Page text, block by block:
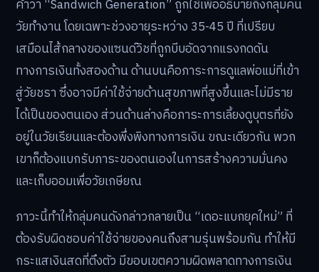
คำว่า “Sandwich Generation” ถูกใช้เพื่ออธิบายถึงกลุ่มคน
วัยทำงาน โดยเฉพาะช่วงอายุระหว่าง 35-45 ปี ที่เปรียบ
เสมือนไส้กลางของแซนด์วิชที่ถูกบีบอัดจากแรงกดดัน
ทางการเงินทั้งสองด้าน ด้านบนคือภาระการดูแลพ่อแม่ที่เข้า
สู่วัยชรา ซึ่งอาจมีค่าใช้จ่ายด้านสุขภาพที่สูงขึ้นและไม่มีราย
ได้เป็นของตนเอง ส่วนด้านล่างคือภาระการเลี้ยงดูบุตรที่ยัง
อยู่ในวัยเรียนและต้องพึ่งพิงทางการเงิน ขณะเดียวกัน พวก
เขาก็ต้องแบกรับภาระของตนเองในการสร้างความมั่นคง
และเก็บออมเพื่อวัยเกษียณ
ภาวะนี้ทำให้กลุ่มคนดังกล่าวกลายเป็น “เดอะแบกยุคใหม่” ที่
ต้องรับผิดชอบค่าใช้จ่ายของคนถึงสามรุ่นพร้อมกัน ทำให้มี
กระแสเงินสดที่ตึงตัว มีขอบเขตความผิดพลาดทางการเงิน